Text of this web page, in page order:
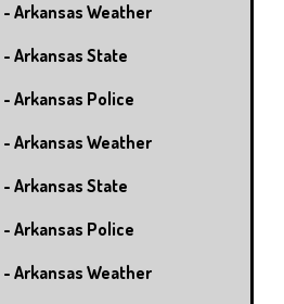
Arkansas Weather
Arkansas State
Arkansas Police
Arkansas Weather
Arkansas State
Arkansas Police
Arkansas Weather